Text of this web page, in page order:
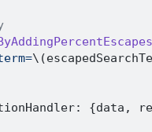
\(
: {data ,